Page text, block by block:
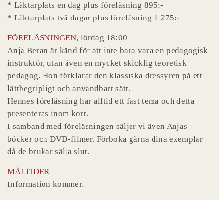
* Läktarplats en dag plus föreläsning 895:-
* Läktarplats två dagar plus föreläsning 1 275:-
FÖRELÄSNINGEN, lördag 18:00
Anja Beran är känd för att inte bara vara en pedagogisk
instruktör, utan även en mycket skicklig teoretisk
pedagog. Hon förklarar den klassiska dressyren på ett
lättbegripligt och användbart sätt.
Hennes föreläsning har alltid ett fast tema och detta
presenteras inom kort.
I samband med föreläsningen säljer vi även Anjas
böcker och DVD-filmer. Förboka gärna dina exemplar
då de brukar sälja slut.
MÅLTIDER
Information kommer.